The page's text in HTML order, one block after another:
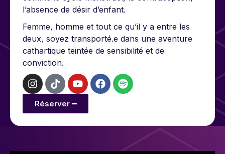
l’absence de désir d’enfant.
Femme, homme et tout ce qu’il y a entre les
deux, soyez transporté.e dans une aventure
cathartique teintée de sensibilité et de
conviction.
Réserver ━